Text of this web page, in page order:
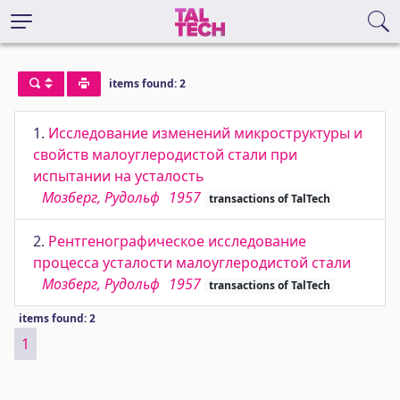
items found: 2
1. Исследование изменений микроструктуры и
свойств малоуглеродистой стали при
испытании на усталость
Мозберг, Рудольф 1957 transactions of TalTech
2. Рентгенографическое исследование
процесса усталости малоуглеродистой стали
Мозберг, Рудольф 1957 transactions of TalTech
items found: 2
1